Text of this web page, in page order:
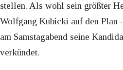
stellen. Als wohl sein größter
Wolfgang Kubicki auf den Plan
am Samstagabend seine
verkündet.